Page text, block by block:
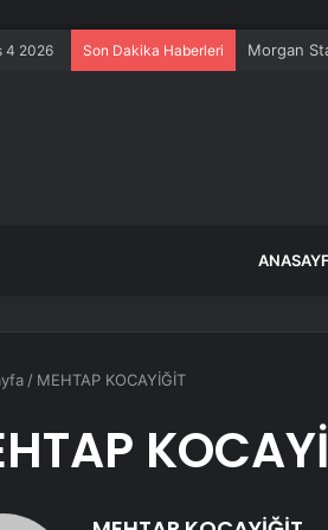
4 2026 Son Dakika Haberleri Morgan
/ MEHTAP KOCAYİĞİT